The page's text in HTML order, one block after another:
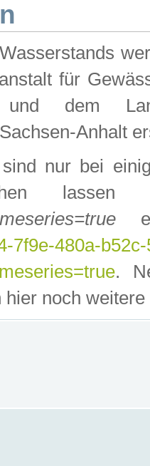
für
und dem
Anhalt
nur bei
7f9e-480a-
.
noch weitere